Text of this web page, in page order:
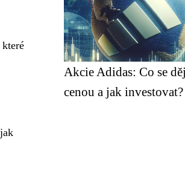
Akcie Adidas: Co se
cenou a jak investovat?